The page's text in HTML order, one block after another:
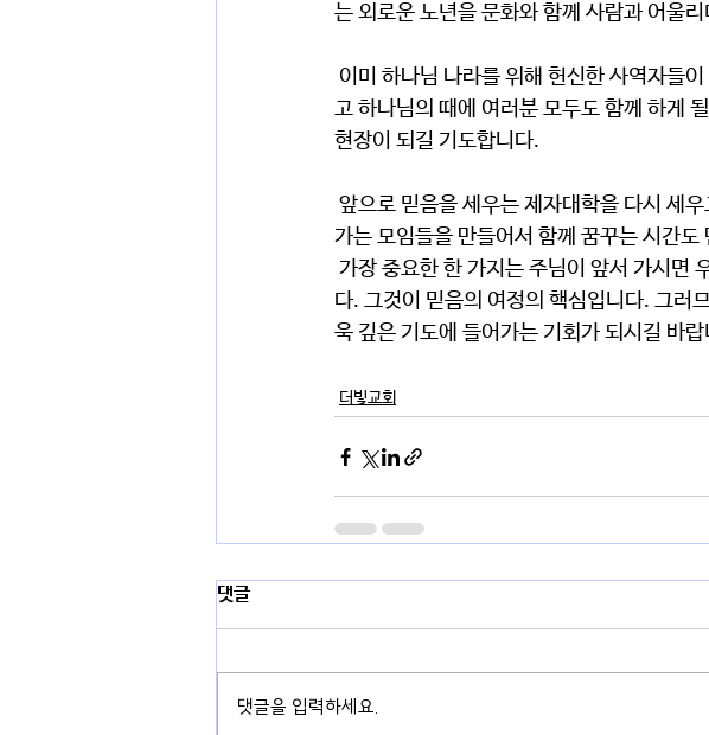
는 외로운 노년을 문화와 함께 사람과 어울
고 하나님의 때에 여러분 모두도 함께 하게
현장이 되길 기도합니다.
가는 모임들을 만들어서 함께 꿈꾸는 시간도
다. 그것이 믿음의 여정의 핵심입니다. 그러
욱 깊은 기도에 들어가는 기회가 되시길 바랍
더빛교회
댓글
댓글을 입력하세요.